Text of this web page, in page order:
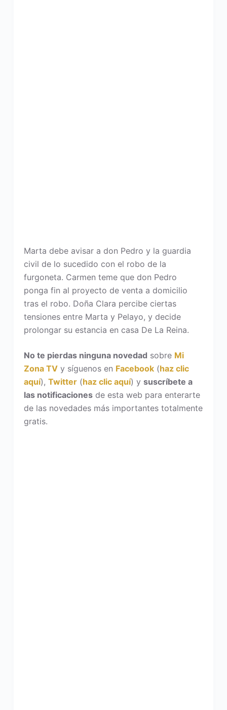
Marta debe avisar a don Pedro y la guardia
civil de lo sucedido con el robo de la
furgoneta. Carmen teme que don Pedro
ponga fin al proyecto de venta a domicilio
tras el robo. Doña Clara percibe ciertas
tensiones entre Marta y Pelayo, y decide
prolongar su estancia en casa De La Reina.
No te pierdas ninguna novedad sobre Mi
Zona TVy síguenos en Facebook(haz clic
aquí), Twitter(haz clic aquí) y suscríbete a
las notificacionesde esta web para enterarte
de las novedades más importantes totalmente
gratis.